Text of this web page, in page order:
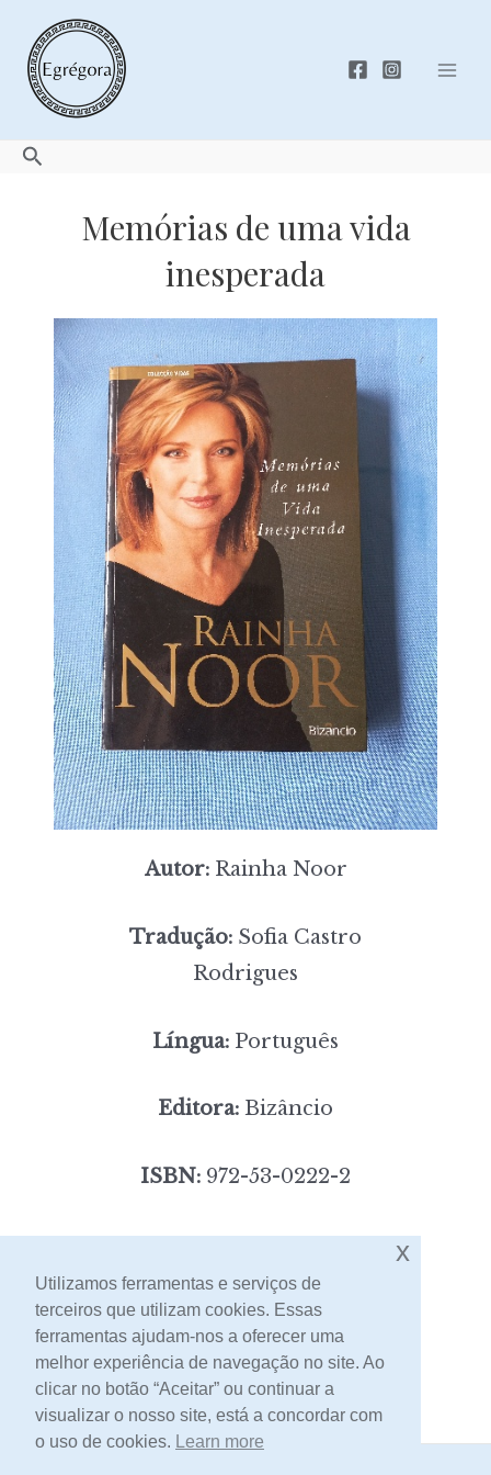
content
Search
Memórias de uma vida
inesperada
Autor:Rainha Noor
Tradução: Sofia Castro
Rodrigues
Língua: Português
Editora: Bizâncio
ISBN: 972-53-0222-2
[portes incluídos]
Contacto
Utilizamos ferramentas e serviços de
terceiros que utilizam cookies. Essas
ferramentas ajudam-nos a oferecer uma
melhor experiência de navegação no site. Ao
clicar no botão “Aceitar” ou continuar a
visualizar o nosso site, está a concordar com
o uso de cookies. Learn more
x